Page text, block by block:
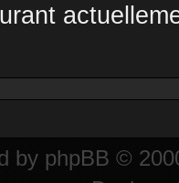
by phpBB ©